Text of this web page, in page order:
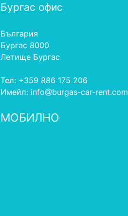
Бургас офис
България
Бургас 8000
Летище Бургас
Тел: +359 886 175 206
Имейл: info burgas-car-rent.com
МОБИЛНО